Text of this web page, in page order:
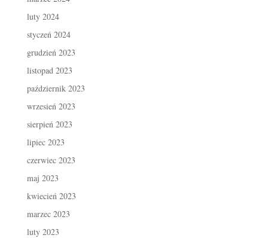
luty 2024
styczeń 2024
grudzień 2023
listopad 2023
październik 2023
wrzesień 2023
sierpień 2023
lipiec 2023
czerwiec 2023
maj 2023
kwiecień 2023
marzec 2023
luty 2023